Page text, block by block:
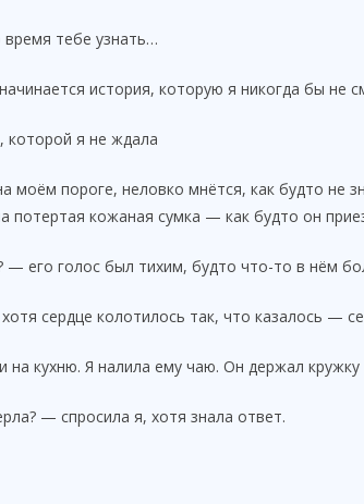
тебе узнать…
история, которую я никогда бы не
которой я не ждала
моём пороге, неловко мнётся, как будто не
потертая кожаная сумка — как будто он
его голос был тихим, будто что-то в нём
сердце колотилось так, что казалось —
на кухню. Я налила ему чаю. Он держал
— спросила я, хотя знала ответ.